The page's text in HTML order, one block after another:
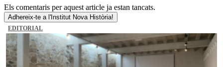
Els comentaris per aquest article ja estan tancats.
Adhereix-te a l'Institut Nova Història!
EDITORIAL